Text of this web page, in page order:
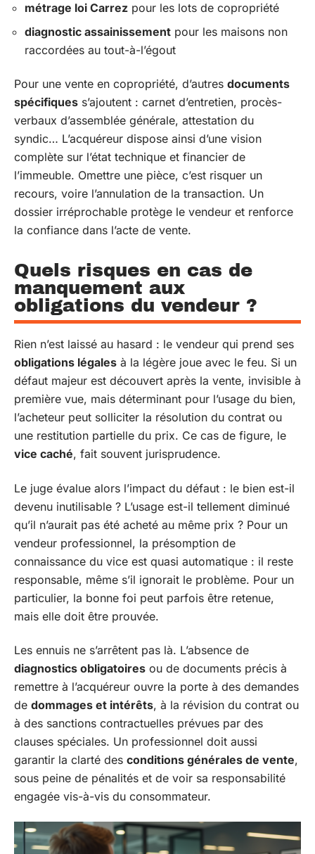
métrage loi Carrez pour les lots de copropriété
diagnostic assainissement pour les maisons non
raccordées au tout-à-l’égout
Pour une vente en copropriété, d’autres documents
spécifiques s’ajoutent : carnet d’entretien, procès-
verbaux d’assemblée générale, attestation du
syndic… L’acquéreur dispose ainsi d’une vision
complète sur l’état technique et financier de
l’immeuble. Omettre une pièce, c’est risquer un
recours, voire l’annulation de la transaction. Un
dossier irréprochable protège le vendeur et renforce
la confiance dans l’acte de vente.
Quels risques en cas de
manquement aux
obligations du vendeur ?
Rien n’est laissé au hasard : le vendeur qui prend ses
obligations légales à la légère joue avec le feu. Si un
défaut majeur est découvert après la vente, invisible à
première vue, mais déterminant pour l’usage du bien,
l’acheteur peut solliciter la résolution du contrat ou
une restitution partielle du prix. Ce cas de figure, le
vice caché, fait souvent jurisprudence.
Le juge évalue alors l’impact du défaut : le bien est-il
devenu inutilisable ? L’usage est-il tellement diminué
qu’il n’aurait pas été acheté au même prix ? Pour un
vendeur professionnel, la présomption de
connaissance du vice est quasi automatique : il reste
responsable, même s’il ignorait le problème. Pour un
particulier, la bonne foi peut parfois être retenue,
mais elle doit être prouvée.
Les ennuis ne s’arrêtent pas là. L’absence de
diagnostics obligatoires ou de documents précis à
remettre à l’acquéreur ouvre la porte à des demandes
de dommages et intérêts, à la révision du contrat ou
à des sanctions contractuelles prévues par des
clauses spéciales. Un professionnel doit aussi
garantir la clarté des conditions générales de vente,
sous peine de pénalités et de voir sa responsabilité
engagée vis-à-vis du consommateur.